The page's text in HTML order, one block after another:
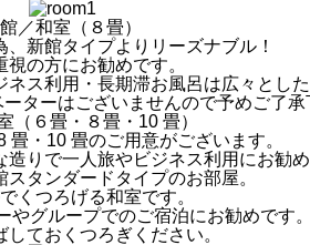
／和室（８畳）
新館タイプよりリーズナブル！
視の方にお勧めです。
ス利用・長期滞お風呂は広々とし
ターはございませんので予めご了承
（６畳・８畳・10 畳）
畳・10 畳のご用意がございます。
りで一人旅やビジネス利用にお勧め
スタンダードタイプのお部屋。
くつろげる和室です。
やグループでのご宿泊にお勧めです。
しておくつろぎください。